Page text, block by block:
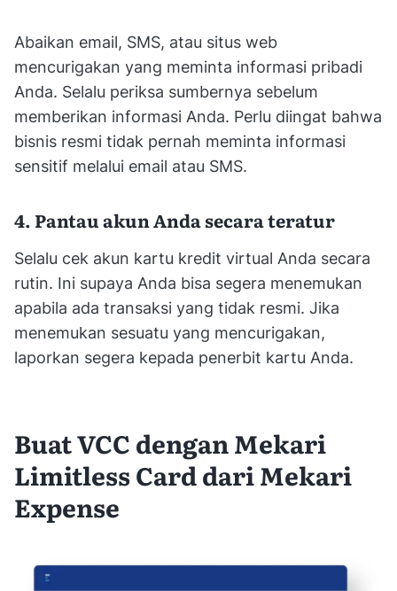
Abaikan email, SMS, atau situs web
mencurigakan yang meminta informasi pribadi
Anda. Selalu periksa sumbernya sebelum
memberikan informasi Anda. Perlu diingat bahwa
bisnis resmi tidak pernah meminta informasi
sensitif melalui email atau SMS.
4. Pantau akun Anda secara teratur
Selalu cek akun kartu kredit virtual Anda secara
rutin. Ini supaya Anda bisa segera menemukan
apabila ada transaksi yang tidak resmi. Jika
menemukan sesuatu yang mencurigakan,
laporkan segera kepada penerbit kartu Anda.
Buat VCC dengan Mekari
Limitless Card dari Mekari
Expense